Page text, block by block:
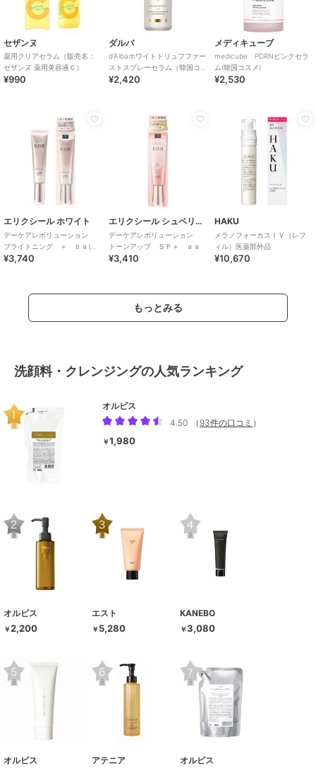
セザンヌ
薬用クリアセラム（販売名：
セザンヌ 薬用美容液Ｃ）
¥990
ダルバ
d'Albaホワイトトリュフファー
ストスプレーセラム（韓国コ
スメ）
¥2,420
メディキューブ
medicube PDRNピンクセラ
ム(韓国コスメ)
¥2,530
エリクシール ホワイト
デーケアレボリューション
ブライトニング ＋ ｂａ(医
薬部外品)
¥3,740
エリクシール シュペリエル
デーケアレボリューション
トーンアップ ＳＰ＋ ａａ
¥3,410
HAKU
メラノフォーカスＩＶ（レフ
ィル）医薬部外品
¥10,670
もっとみる
洗顔料・クレンジングの人気ランキング
オルビス
4.50
（ 93件の口コミ ）
￥1,980
オルビス
￥2,200
エスト
￥ 5,280
KANEBO
￥3,080
オルビス アテニア オルビス